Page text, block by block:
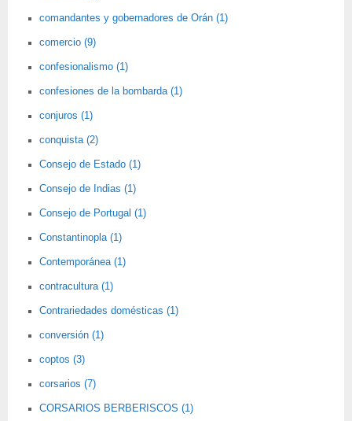
comandantes y gobernadores de Orán (1)
comercio (9)
confesionalismo (1)
confesiones de la bombarda (1)
conjuros (1)
conquista (2)
Consejo de Estado (1)
Consejo de Indias (1)
Consejo de Portugal (1)
Constantinopla (1)
Contemporánea (1)
contracultura (1)
Contrariedades domésticas (1)
conversión (1)
coptos (3)
corsarios (7)
CORSARIOS BERBERISCOS (1)